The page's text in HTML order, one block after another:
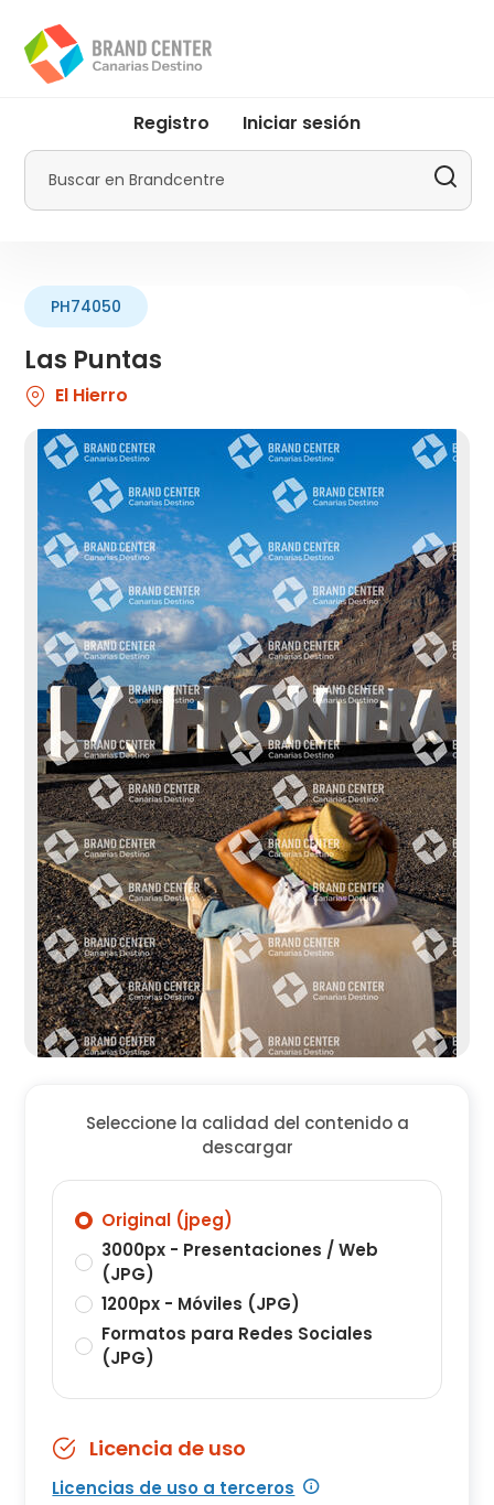
contenido
principal
menu
Promotur
Registro Iniciar sesión
Buscar
Las Puntas
PH74050
El Hierro
Seleccione la calidad del contenido a
descargar
Original (jpeg)
3000px - Presentaciones / Web
(JPG)
1200px - Móviles (JPG)
Formatos para Redes Sociales
(JPG)
Licencia de uso
Licencias de uso a terceros